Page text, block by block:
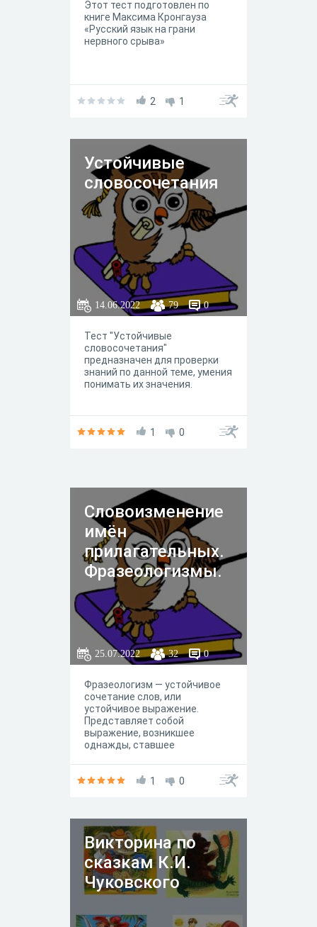
Этот тест подготовлен по
книге Максима Кронгауза
«Русский язык на грани
нервного срыва»
2 1
Устойчивые
словосочетания
14.06.2022 79 0
Тест "Устойчивые
словосочетания"
предназначен для проверки
знаний по данной теме, умения
понимать их значения.
1 0
Словоизменение
имён
прилагательных.
Фразеологизмы.
25.07.2022 32 0
Фразеологизм — устойчивое
сочетание слов, или
устойчивое выражение.
Представляет собой
выражение, возникшее
однажды, ставшее
на развитие лексико-
1 0
Викторина по
сказкам К.И.
Чуковского